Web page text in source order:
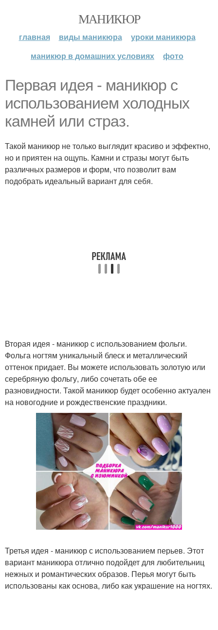
МАНИКЮР
главная виды маникюра
уроки маникюра
маникюр в домашних условиях
фото
Первая идея - маникюр с
использованием холодных
камней или страз.
Такой маникюр не только выглядит красиво и эффектно,
но и приятен на ощупь. Камни и стразы могут быть
различных размеров и форм, что позволит вам
подобрать идеальный вариант для себя.
Вторая идея - маникюр с использованием фольги.
Фольга ногтям уникальный блеск и металлический
оттенок придает. Вы можете использовать золотую или
серебряную фольгу, либо сочетать обе ее
разновидности. Такой маникюр будет особенно актуален
на новогодние и рождественские праздники.
Третья идея - маникюр с использованием перьев. Этот
вариант маникюра отлично подойдет для любительниц
нежных и романтических образов. Перья могут быть
использованы как основа, либо как украшение на ногтях.